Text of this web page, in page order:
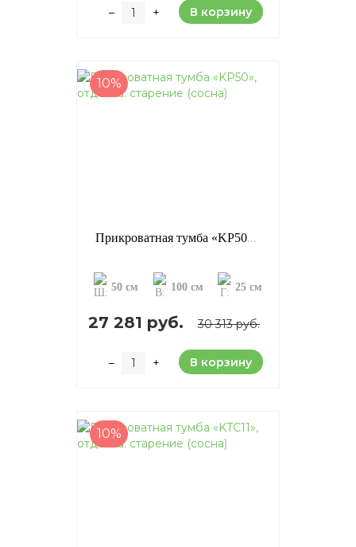
– + В корзину
10%
Прикроватная тумба «KP50», отделка: старение (сосна)
50 см 100 см 25 см
27 281 руб. 30 313 руб.
– + В корзину
10%